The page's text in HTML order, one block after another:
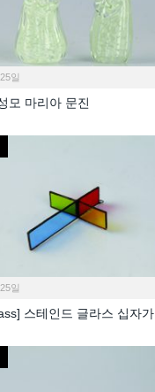
일
모 마리아 문진
일
스테인드 글라스 십자가